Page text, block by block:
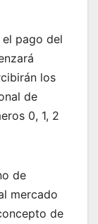
pago del
los
de
0, 1, 2
de
mercado
de